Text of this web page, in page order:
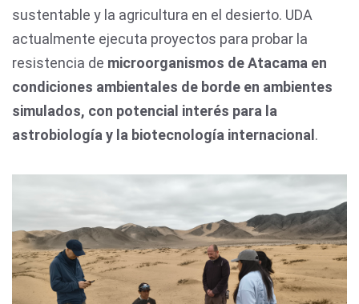
sustentable y la agricultura en el desierto. UDA
actualmente ejecuta proyectos para probar la
resistencia de microorganismos de Atacama en
condiciones ambientales de borde en ambientes
simulados, con potencial interés para la
astrobiología y la biotecnología internacional.